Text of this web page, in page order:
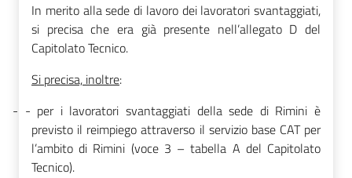
In merito alla sede di lavoro dei lavoratori svantaggiati,
si precisa che era già presente nell’allegato D del
Capitolato Tecnico.
Si precisa, inoltre:
- - per i lavoratori svantaggiati della sede di Rimini è
previsto il reimpiego attraverso il servizio base CAT per
l’ambito di Rimini (voce 3 – tabella A del Capitolato
Tecnico).